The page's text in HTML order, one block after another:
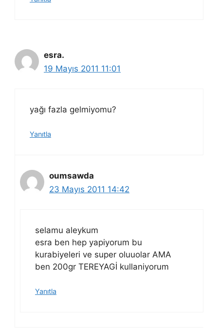
esra.
19 Mayıs 2011 11:01
yağı fazla gelmiyomu?
Yanıtla
oumsawda
23 Mayıs 2011 14:42
selamu aleykum
esra ben hep yapiyorum bu
kurabiyeleri ve super oluuolar AMA
ben 200gr TEREYAGİ kullaniyorum
Yanıtla